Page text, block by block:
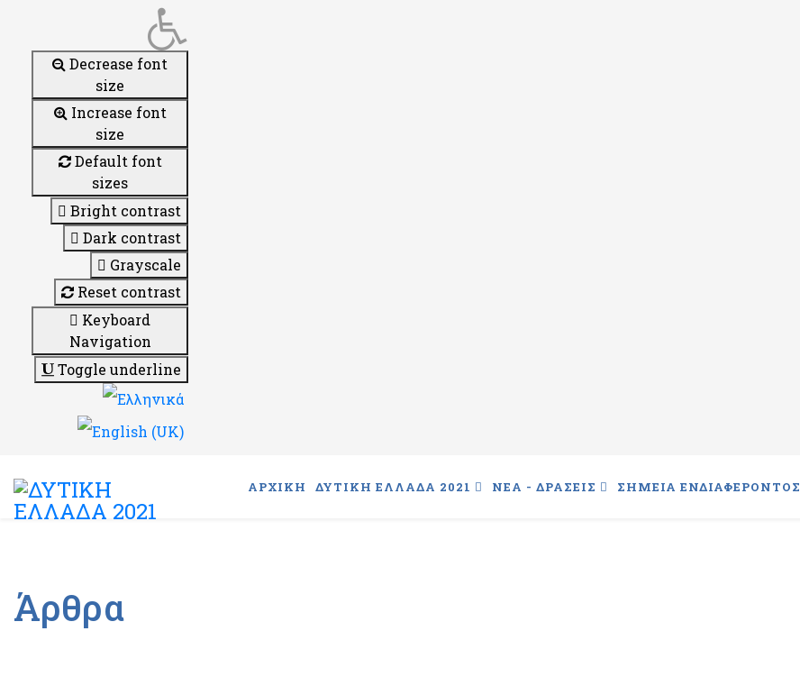
Decrease font
size
Increase font
size
Default font
sizes
Bright contrast
Dark contrast
Grayscale
Reset contrast
Keyboard
Navigation
Toggle underline
ΑΡΧΙΚΗ ΔΥΤΙΚΗ ΕΛΛΑΔΑ 2021 ΝΕΑ - ΔΡΑΣΕΙΣ ΣΗΜΕΙΑ ΕΝΔΙΑΦΕΡΟΝΤΟΣ
Άρθρα